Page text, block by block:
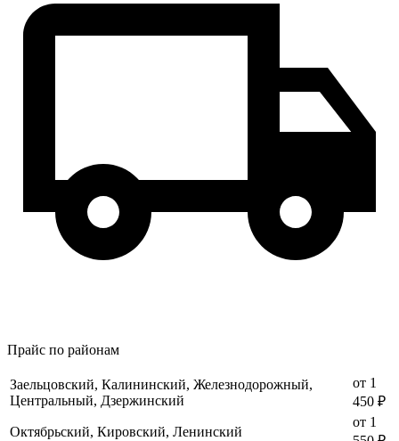
Прайс по районам
Заельцовский, Калининский, Железнодорожный,
Центральный, Дзержинский
от 1
450 ₽
Октябрьский, Кировский, Ленинский
от 1